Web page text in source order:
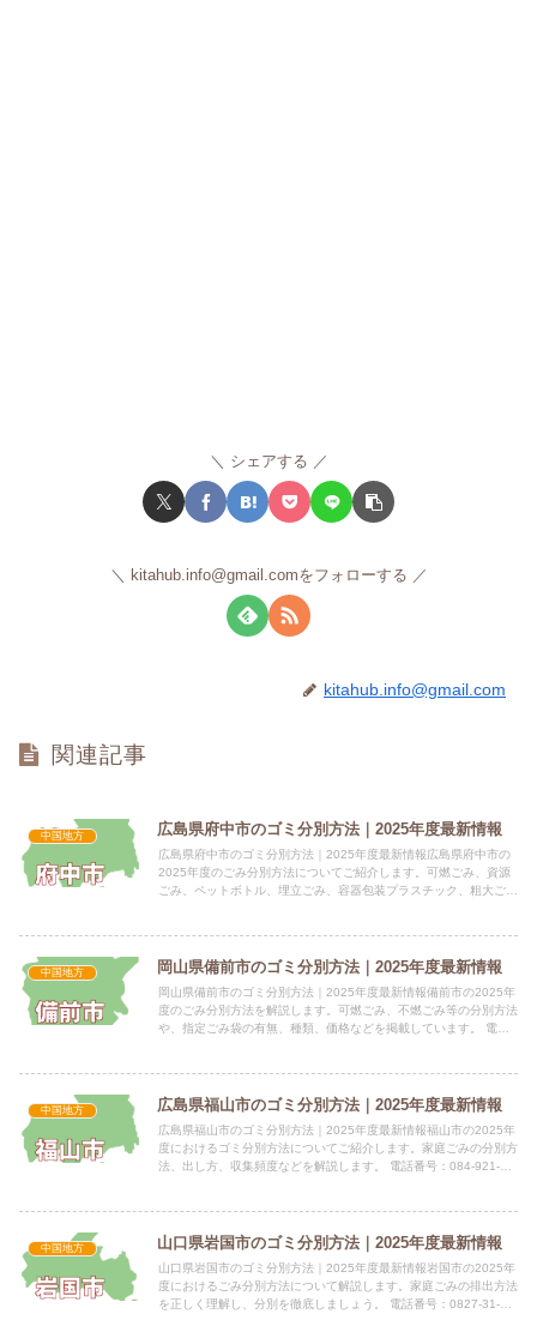
シェアする
kitahub.info@gmail.comをフォローする
kitahub.info@gmail.com
関連記事
中国地方 広島県府中市のゴミ分別方法｜2025年度最新情報
広島県府中市のゴミ分別方法｜2025年度最新情報広島県府中市の
2025年度のごみ分別方法についてご紹介します。可燃ごみ、資源
ごみ、ペットボトル、埋立ごみ、容器包装プラスチック、粗大ごみ
中国地方 岡山県備前市のゴミ分別方法｜2025年度最新情報
岡山県備前市のゴミ分別方法｜2025年度最新情報備前市の2025年
度のごみ分別方法を解説します。可燃ごみ、不燃ごみ等の分別方法
や、指定ごみ袋の有無、種類、価格などを掲載しています。 電話
中国地方 広島県福山市のゴミ分別方法｜2025年度最新情報
広島県福山市のゴミ分別方法｜2025年度最新情報福山市の2025年
度におけるゴミ分別方法についてご紹介します。家庭ごみの分別方
法、出し方、収集頻度などを解説します。 電話番号：084-921-
中国地方 山口県岩国市のゴミ分別方法｜2025年度最新情報
山口県岩国市のゴミ分別方法｜2025年度最新情報岩国市の2025年
度におけるごみ分別方法について解説します。家庭ごみの排出方法
を正しく理解し、分別を徹底しましょう。 電話番号：0827-31-